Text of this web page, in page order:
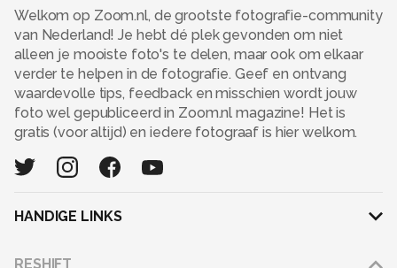
Welkom op Zoom.nl, de grootste fotografie-community
van Nederland! Je hebt dé plek gevonden om niet
alleen je mooiste foto's te delen, maar ook om elkaar
verder te helpen in de fotografie. Geef en ontvang
waardevolle tips, feedback en misschien wordt jouw
foto wel gepubliceerd in Zoom.nl magazine! Het is
gratis (voor altijd) en iedere fotograaf is hier welkom.
HANDIGE LINKS
RESHIFT